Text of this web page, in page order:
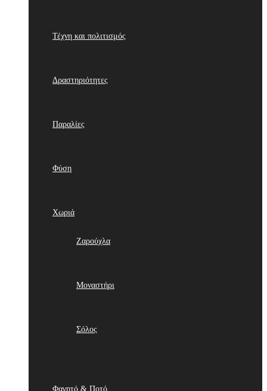
Τέχνη και πολιτισμός
Δραστηριότητες
Παραλίες
Φύση
Χωριά
Ζαρούχλα
Μοναστήρι
Σόλος
Φαγητό & Ποτό